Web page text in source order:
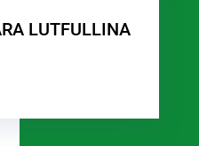
LUTFULLINA